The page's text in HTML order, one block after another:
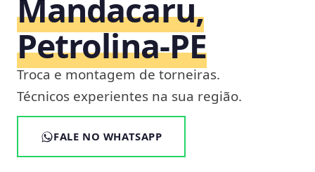
Mandacaru,
Petrolina‑PE
Troca e montagem de torneiras.
Técnicos experientes na sua região.
FALE NO WHATSAPP